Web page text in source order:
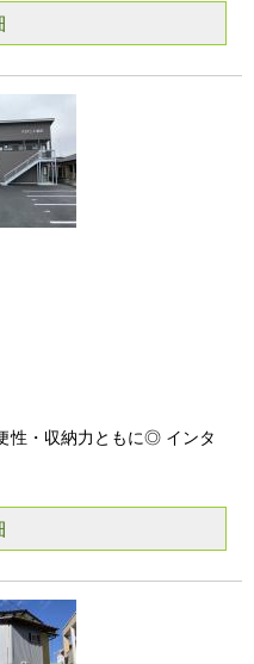
性・収納力ともに◎ インタ